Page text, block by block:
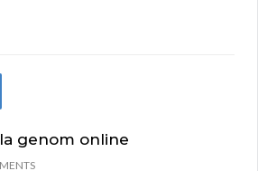
genom online